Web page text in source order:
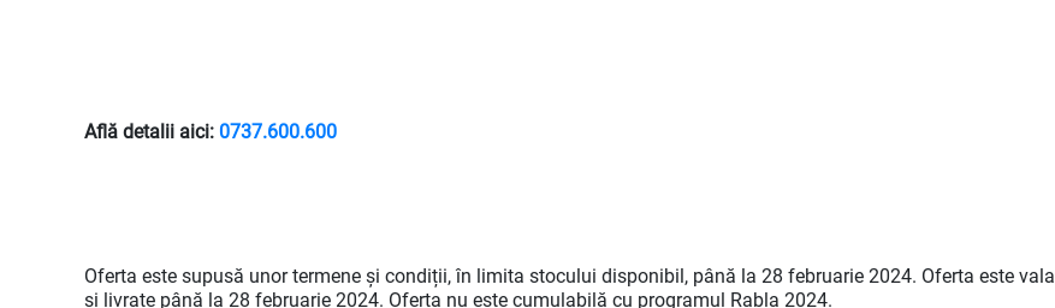
Află detalii aici: 0737.600.600
Oferta este supusă unor termene și condiții, în limita stocului disponibil, până la 28 februarie 2024. Oferta este
și livrate până la 28 februarie 2024. Oferta nu este cumulabilă cu programul Rabla 2024.